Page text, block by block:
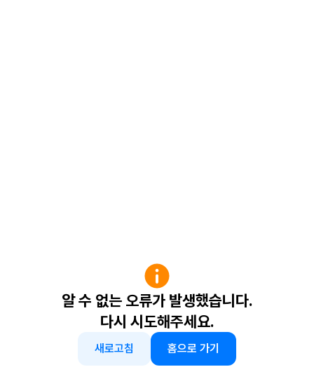
알 수 없는 오류가 발생했습니다.
다시 시도해주세요.
새로고침 홈으로 가기